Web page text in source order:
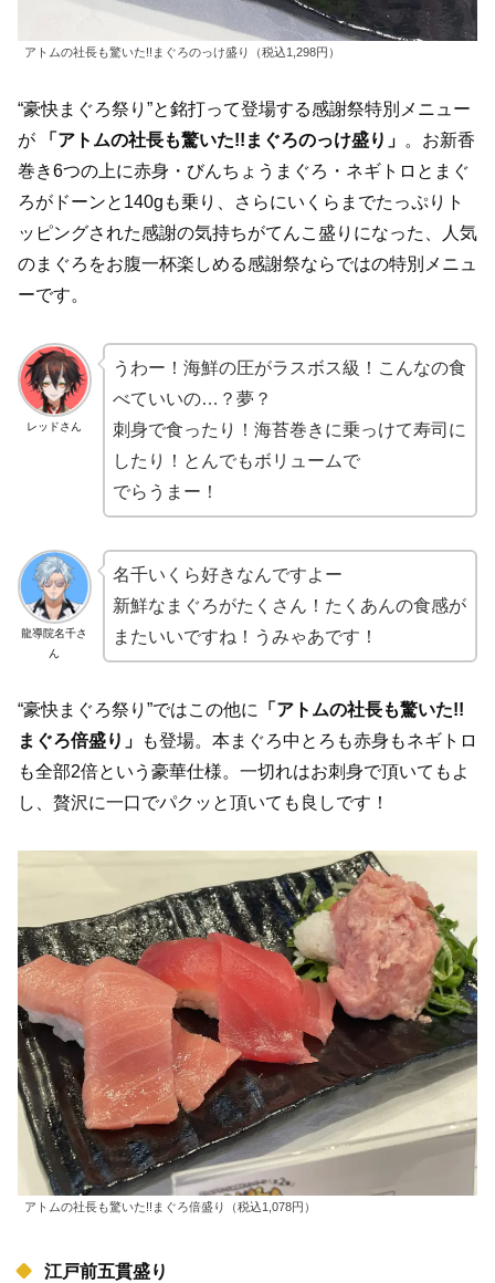
アトムの社長も驚いた!!まぐろのっけ盛り（税込1,298円）
“豪快まぐろ祭り”と銘打って登場する感謝祭特別メニュー
が
「アトムの社長も驚いた!!まぐろのっけ盛り」 。お新香
巻き6つの上に赤身・びんちょうまぐろ・ネギトロとまぐ
ろがドーンと140gも乗り、さらにいくらまでたっぷりト
ッピングされた感謝の気持ちがてんこ盛りになった、人気
のまぐろをお腹一杯楽しめる感謝祭ならではの特別メニュ
ーです。
レッドさん
うわー！海鮮の圧がラスボス級！こんなの食
べていいの…？夢？
刺身で食ったり！海苔巻きに乗っけて寿司に
したり！とんでもボリュームで
でらうまー！
龍導院名千さ
ん
名千いくら好きなんですよー
新鮮なまぐろがたくさん！たくあんの食感が
またいいですね！うみゃあです！
“豪快まぐろ祭り”ではこの他に 「アトムの社長も驚いた!!
まぐろ倍盛り」
も登場。本まぐろ中とろも赤身もネギトロ
も全部2倍という豪華仕様。一切れはお刺身で頂いてもよ
し、贅沢に一口でパクッと頂いても良しです！
アトムの社長も驚いた!!まぐろ倍盛り（税込1,078円）
江戸前五貫盛り